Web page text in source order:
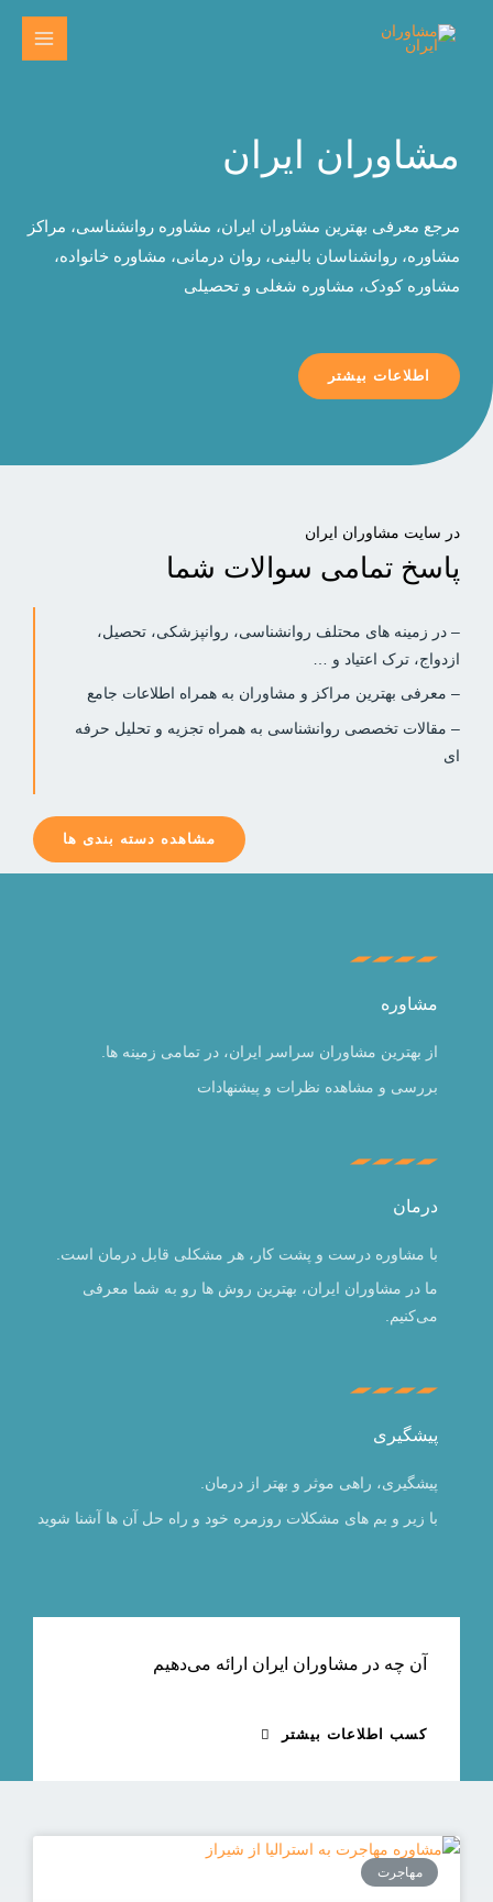
مشاوران ایران
مرجع معرفی بهترین مشاوران ایران، مشاوره روانشناسی، مراکز
مشاوره، روانشناسان بالینی، روان درمانی، مشاوره خانواده،
مشاوره کودک، مشاوره شغلی و تحصیلی
اطلاعات بیشتر
در سایت مشاوران ایران
پاسخ تمامی سوالات شما​
– در زمینه های محتلف روانشناسی، روانپزشکی، تحصیل،
ازدواج، ترک اعتیاد و …
– معرفی بهترین مراکز و مشاوران به همراه اطلاعات جامع
– مقالات تخصصی روانشناسی به همراه تجزیه و تحلیل حرفه
ای
مشاهده دسته بندی ها
مشاوره
از بهترین مشاوران سراسر ایران، در تمامی زمینه ها.
بررسی و مشاهده نظرات و پیشنهادات
درمان
با مشاوره درست و پشت کار، هر مشکلی قابل درمان است.
ما در مشاوران ایران، بهترین روش ها رو به شما معرفی
می‌کنیم.
پیشگیری
پیشگیری، راهی موثر و بهتر از درمان.
با زیر و بم های مشکلات روزمره خود و راه حل آن ها آشنا شوید
آن چه در مشاوران ایران ارائه می‌دهیم
کسب اطلاعات بیشتر
مهاجرت